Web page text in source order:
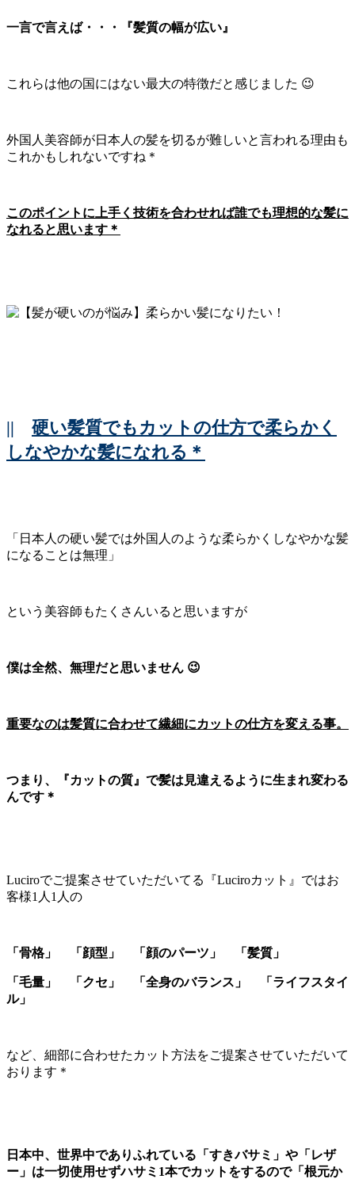
一言で言えば・・・『髪質の幅が広い』
これらは他の国にはない最大の特徴だと感じました 😉
外国人美容師が日本人の髪を切るが難しいと言われる理由も
これかもしれないですね＊
このポイントに上手く技術を合わせれば誰でも理想的な髪に
なれると思います＊
|| 硬い髪質でもカットの仕方で柔らかく
しなやかな髪になれる＊
「日本人の硬い髪では外国人のような柔らかくしなやかな髪
になることは無理」
という美容師もたくさんいると思いますが
僕は全然、無理だと思いません 😉
重要なのは髪質に合わせて繊細にカットの仕方を変える事。
つまり、『カットの質』で髪は見違えるように生まれ変わる
んです＊
Luciroでご提案させていただいてる『Luciroカット』ではお
客様1人1人の
「骨格」 「顔型」 「顔のパーツ」 「髪質」
「毛量」 「クセ」 「全身のバランス」 「ライフスタイ
ル」
など、細部に合わせたカット方法をご提案させていただいて
おります＊
日本中、世界中でありふれている「すきバサミ」や「レザ
ー」は一切使用せずハサミ1本でカットをするので「根元か